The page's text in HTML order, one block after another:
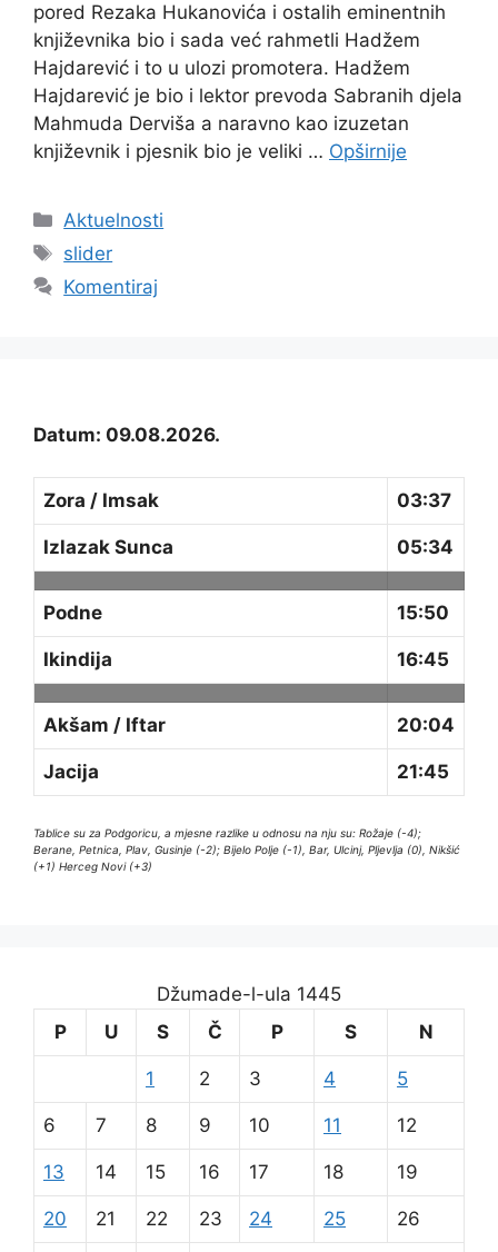
pored Rezaka Hukanovića i ostalih eminentnih
književnika bio i sada već rahmetli Hadžem
Hajdarević i to u ulozi promotera. Hadžem
Hajdarević je bio i lektor prevoda Sabranih djela
Mahmuda Derviša a naravno kao izuzetan
književnik i pjesnik bio je veliki … Opširnije
Kategorije
Aktuelnosti
Oznake
slider
Komentiraj
Datum: 09.08.2026.
Zora / Imsak 03:37
Izlazak Sunca 05:34
Podne 15:50
Ikindija 16:45
Akšam / Iftar 20:04
Jacija 21:45
Tablice su za Podgoricu, a mjesne razlike u odnosu na nju su: Rožaje (-4);
Berane, Petnica, Plav, Gusinje (-2); Bijelo Polje (-1), Bar, Ulcinj, Pljevlja (0), Nikšić
(+1) Herceg Novi (+3)
Džumade-l-ula 1445
P
U S Č P S N
1 2 3 4 5
6 7 8 9 10 11 12
13 14 15 16 17 18 19
20 21 22 23 24 25 26